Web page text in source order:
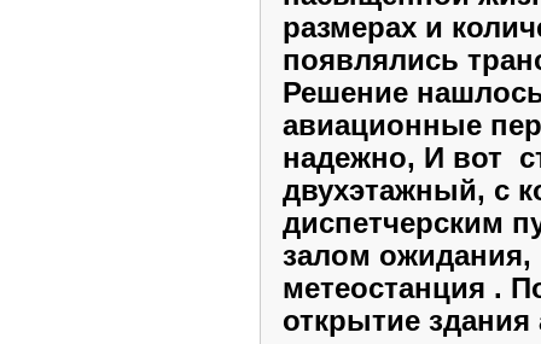
размерах и
появлялись
Решение
авиационные
надежно, И вот
двухэтажный, с
диспетчерским
залом
метеостанция .
открытие здания